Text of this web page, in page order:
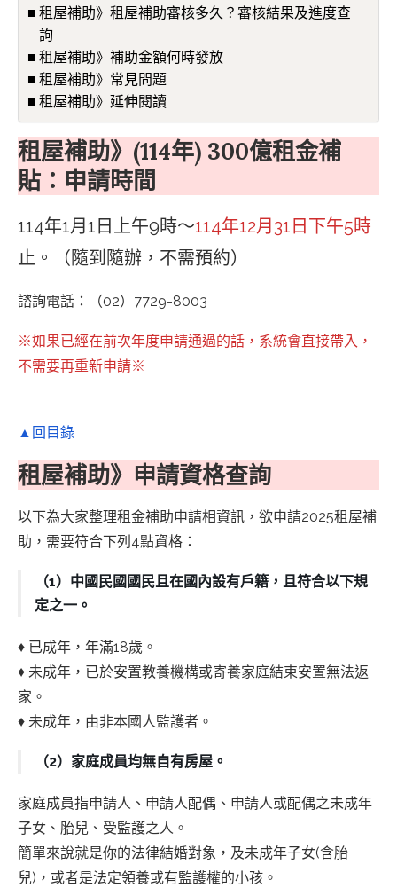
租屋補助》租屋補助審核多久？審核結果及進度查
詢
租屋補助》補助金額何時發放
租屋補助》常見問題
租屋補助》延伸閱讀
租屋補助》(114年) 300億租金補
貼：申請時間
114年1月1日上午9時～114年12月31日下午5時
止。（隨到隨辦，不需預約）
諮詢電話：（02）7729-8003
※如果已經在前次年度申請通過的話，系統會直接帶入，
不需要再重新申請※
▲回目錄
租屋補助》申請資格查詢
以下為大家整理租金補助申請相資訊，欲申請2025租屋補
助，需要符合下列4點資格：
（1）中國民國國民且在國內設有戶籍，且符合以下規
定之一。
♦ 已成年，年滿18歲。
♦ 未成年，已於安置教養機構或寄養家庭結束安置無法返
家。
♦ 未成年，由非本國人監護者。
（2）家庭成員均無自有房屋。
家庭成員指申請人、申請人配偶、申請人或配偶之未成年
子女、胎兒、受監護之人。
簡單來說就是你的法律結婚對象，及未成年子女(含胎
兒)，或者是法定領養或有監護權的小孩。